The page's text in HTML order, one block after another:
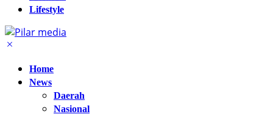
Lifestyle
Home
News
Daerah
Nasional